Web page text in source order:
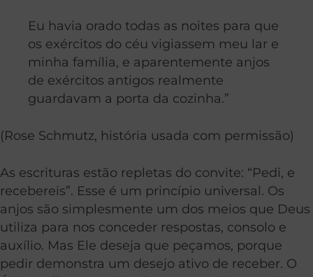
Eu havia orado todas as noites para que
os exércitos do céu vigiassem meu lar e
minha família, e aparentemente anjos
de exércitos antigos realmente
guardavam a porta da cozinha.”
(Rose Schmutz, história usada com permissão)
As escrituras estão repletas do convite: “Pedi, e
recebereis”. Esse é um princípio universal. Os
anjos são simplesmente um dos meios que Deus
utiliza para nos conceder respostas, consolo e
auxílio. Mas Ele deseja que peçamos, porque
pedir demonstra um desejo ativo de receber. O